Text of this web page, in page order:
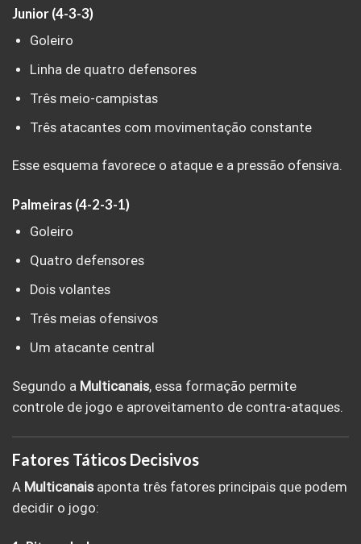
Junior (4-3-3)
Goleiro
Linha de quatro defensores
Três meio-campistas
Três atacantes com movimentação constante
Esse esquema favorece o ataque e a pressão ofensiva.
Palmeiras (4-2-3-1)
Goleiro
Quatro defensores
Dois volantes
Três meias ofensivos
Um atacante central
Segundo a Multicanais, essa formação permite
controle de jogo e aproveitamento de contra-ataques.
Fatores Táticos Decisivos
A Multicanaisaponta três fatores principais que podem
decidir o jogo: